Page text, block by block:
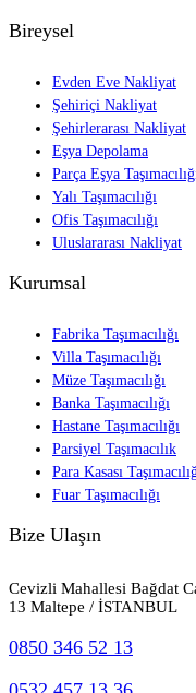
Bireysel
Evden Eve Nakliyat
Şehiriçi Nakliyat
Şehirlerarası Nakliyat
Eşya Depolama
Parça Eşya
Yalı Taşımacılığı
Ofis Taşımacılığı
Uluslararası Nakliyat
Kurumsal
Fabrika Taşımacılığı
Villa Taşımacılığı
Müze Taşımacılığı
Banka Taşımacılığı
Hastane Taşımacılığı
Parsiyel Taşımacılık
Para Kasası
Fuar Taşımacılığı
Bize Ulaşın
Cevizli Mahallesi Bağdat
13 Maltepe / İSTANBUL
0850 346 52 13